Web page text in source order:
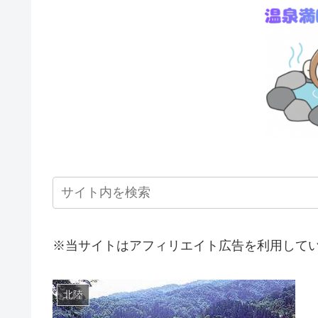
※当サイトはアフィリエイト広告を利用して
北陸